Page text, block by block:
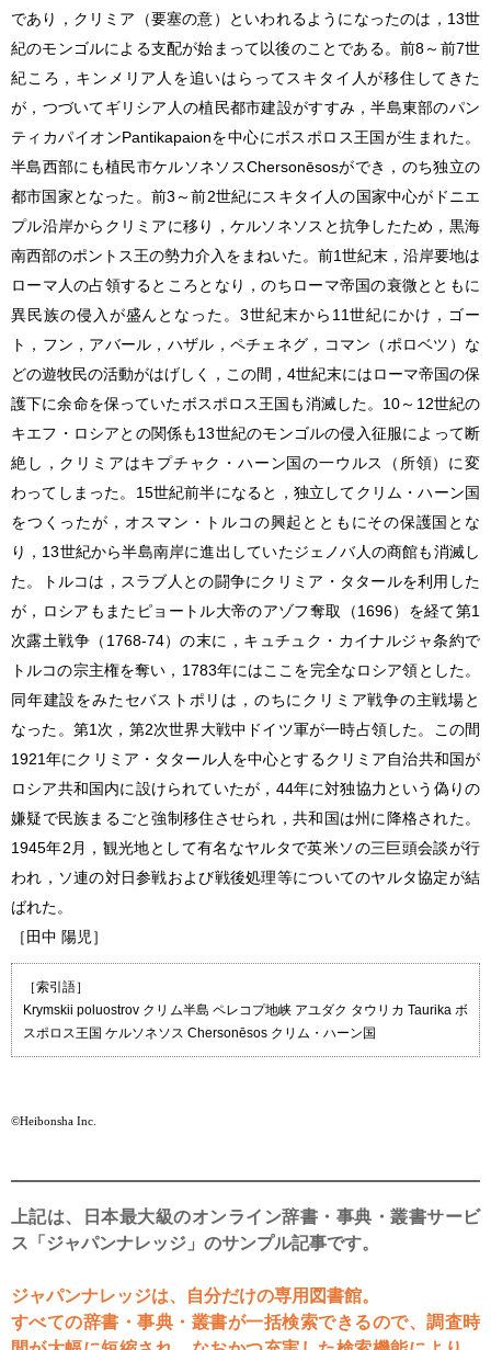
であり，クリミア（要塞の意）といわれるようになったのは，13世
紀のモンゴルによる支配が始まって以後のことである。前8～前7世
紀ころ，キンメリア人を追いはらってスキタイ人が移住してきた
が，つづいてギリシア人の植民都市建設がすすみ，半島東部のパン
ティカパイオンPantikapaionを中心にボスポロス王国が生まれた。
半島西部にも植民市ケルソネソスChersonēsosができ，のち独立の
都市国家となった。前3～前2世紀にスキタイ人の国家中心がドニエ
プル沿岸からクリミアに移り，ケルソネソスと抗争したため，黒海
南西部のポントス王の勢力介入をまねいた。前1世紀末，沿岸要地は
ローマ人の占領するところとなり，のちローマ帝国の衰微とともに
異民族の侵入が盛んとなった。3世紀末から11世紀にかけ，ゴー
ト，フン，アバール，ハザル，ペチェネグ，コマン（ポロベツ）な
どの遊牧民の活動がはげしく，この間，4世紀末にはローマ帝国の保
護下に余命を保っていたボスポロス王国も消滅した。10～12世紀の
キエフ・ロシアとの関係も13世紀のモンゴルの侵入征服によって断
絶し，クリミアはキプチャク・ハーン国の一ウルス（所領）に変
わってしまった。15世紀前半になると，独立してクリム・ハーン国
をつくったが，オスマン・トルコの興起とともにその保護国とな
り，13世紀から半島南岸に進出していたジェノバ人の商館も消滅し
た。トルコは，スラブ人との闘争にクリミア・タタールを利用した
が，ロシアもまたピョートル大帝のアゾフ奪取（1696）を経て第1
次露土戦争（1768-74）の末に，キュチュク・カイナルジャ条約で
トルコの宗主権を奪い，1783年にはここを完全なロシア領とした。
同年建設をみたセバストポリは，のちにクリミア戦争の主戦場と
なった。第1次，第2次世界大戦中ドイツ軍が一時占領した。この間
1921年にクリミア・タタール人を中心とするクリミア自治共和国が
ロシア共和国内に設けられていたが，44年に対独協力という偽りの
嫌疑で民族まるごと強制移住させられ，共和国は州に降格された。
1945年2月，観光地として有名なヤルタで英米ソの三巨頭会談が行
われ，ソ連の対日参戦および戦後処理等についてのヤルタ協定が結
ばれた。
［田中 陽児］
［索引語］
Krymskii poluostrov クリム半島 ペレコプ地峡 アユダク タウリカ Taurika ボ
スポロス王国 ケルソネソス Chersonēsos クリム・ハーン国
©Heibonsha Inc.
上記は、日本最大級のオンライン辞書・事典・叢書サービ
ス「ジャパンナレッジ」のサンプル記事です。
ジャパンナレッジは、自分だけの専用図書館。
すべての辞書・事典・叢書が一括検索できるので、調査時